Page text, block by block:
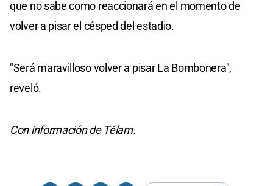
que no sabe como reaccionará en el momento de
volver a pisar el césped del estadio.
"Será maravilloso volver a pisar La Bombonera",
reveló.
Con información de Télam.